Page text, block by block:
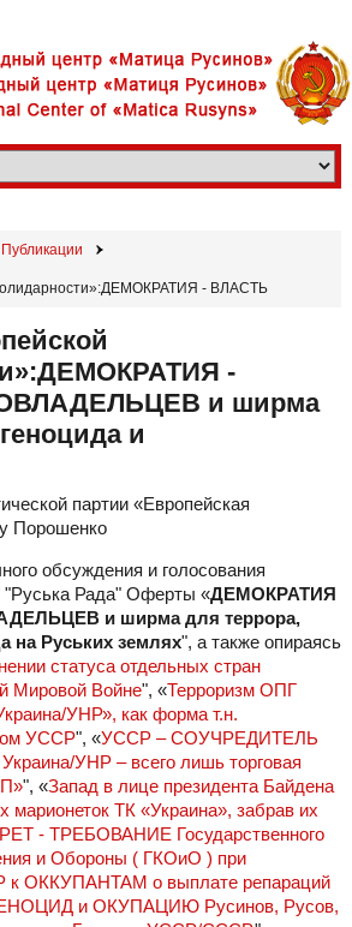
Публикации
- ВЛАСТЬ
для террора, геноцида и
-
и ширма
и
партии «Европейская
Порошенко
обсуждения и голосования
"Руська Рада" Оферты «ДЕМОКРАТИЯ
и ширма для террора,
на Руських землях", а также опираясь
статуса отдельных стран
Мировой Войне", «Терроризм ОПГ
УНР», как форма т.н.
УССР", «УССР – СОУЧРЕДИТЕЛЬ
УНР – всего лишь торговая
", «Запад в лице президента Байдена
марионеток ТК «Украина», забрав их
- ТРЕБОВАНИЕ Государственного
и Обороны ( ГКОиО ) при
к ОККУПАНТАМ о выплате репараций
и ОКУПАЦИЮ Русинов, Русов,